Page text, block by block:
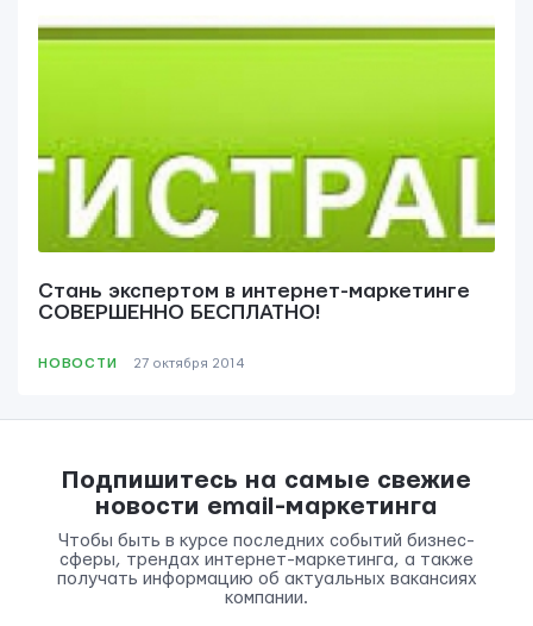
Стань экспертом в интернет-маркетинге
СОВЕРШЕННО БЕСПЛАТНО!
НОВОСТИ 27 октября 2014
Подпишитесь на самые свежие
новости email-маркетинга
Чтобы быть в курсе последних событий бизнес-
сферы, трендах интернет-маркетинга, а также
получать информацию об актуальных вакансиях
компании.